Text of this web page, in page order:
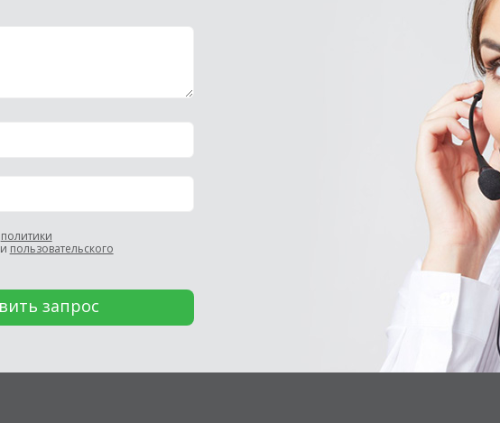
политики
и пользовательского